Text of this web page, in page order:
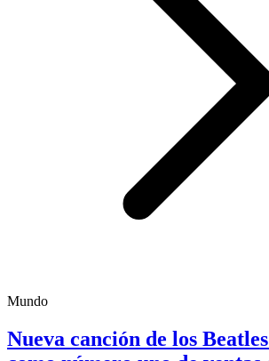
Mundo
Nueva canción de los